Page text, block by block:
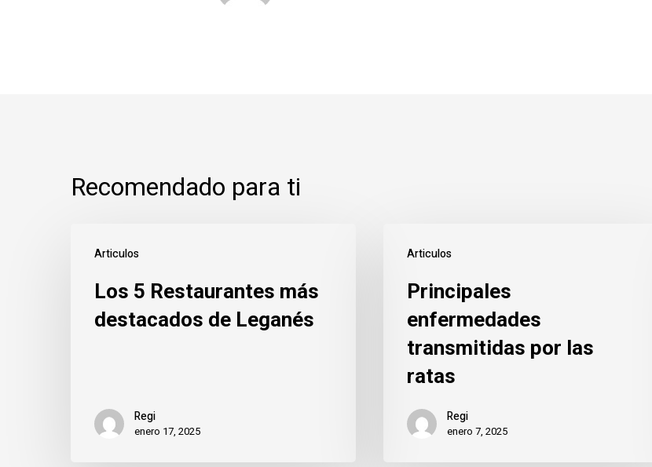
Recomendado para ti
Articulos
Restaurantes
más
Los 5 Restaurantes más
destacados de Leganés
Regi
enero 17, 2025
Articulos
enfermedades
transmitidas
ratas
Principales
enfermedades
transmitidas por las
ratas
Regi
enero 7, 2025